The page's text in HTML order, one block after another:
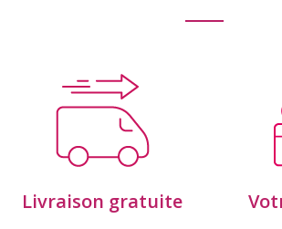
Livraison gratuite